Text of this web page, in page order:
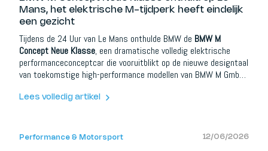
Mans, het elektrische M-tijdperk heeft eindelijk
een gezicht
Tijdens de 24 Uur van Le Mans onthulde BMW de BMW M
Concept Neue Klasse, een dramatische volledig elektrische
performanceconceptcar die vooruitblikt op de nieuwe designtaal
van toekomstige high-performance modellen van BMW M GmbH.
is de boodschap duidelijk: dit is onze eerste serieuze blik op
Lees volledig artikel
Performance & Motorsport 12/06/2026